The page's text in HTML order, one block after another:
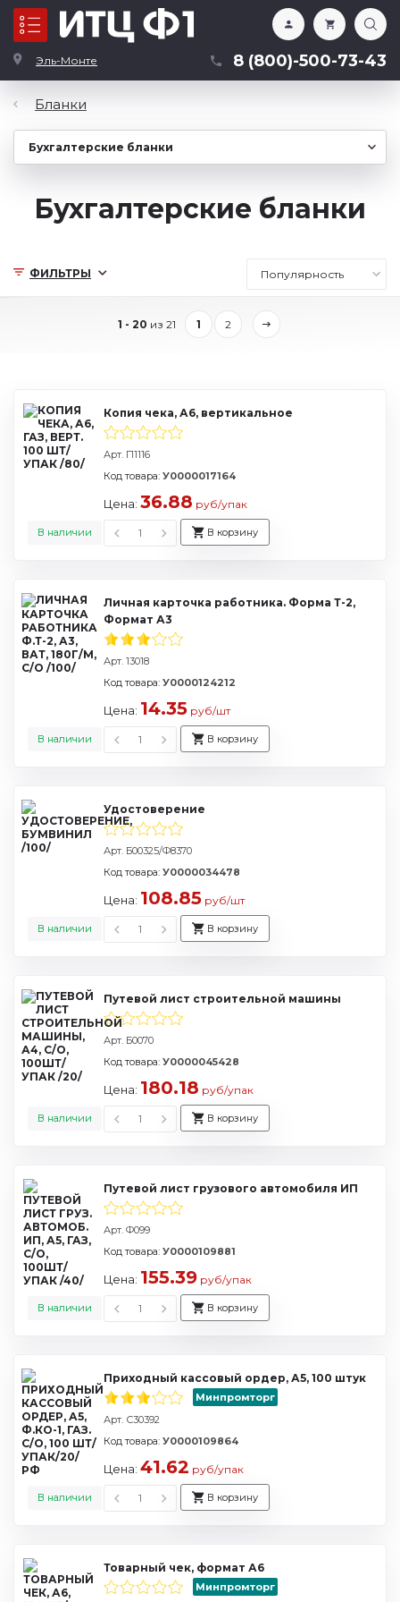
Эль-Монте 8 (800)-500-73-43
Каталог
ФИЛЬТРЫ
Бланки
Бухгалтерские бланки
1 - 20 из 21 1 2
Копия чека, А6, вертикальное
Арт. П1116
В наличии
Код товара: У0000017164
Цена: 36.88 руб/упак
В корзину
Личная карточка работника. Форма Т-2,
Формат А3
Арт. 13018
В наличии
Код товара: У0000124212
Цена: 14.35 руб/шт
В корзину
Удостоверение
Арт. Б00325/Ф8370
В наличии
Код товара: У0000034478
Цена: 108.85 руб/шт
В корзину
Путевой лист строительной машины
Арт. Б0070
В наличии
Код товара: У0000045428
Цена: 180.18 руб/упак
В корзину
Путевой лист грузового автомобиля ИП
Арт. Ф099
В наличии
Код товара: У0000109881
Цена: 155.39 руб/упак
В корзину
Приходный кассовый ордер, А5, 100 штук
Минпромторг
Арт. С30392
В наличии
Код товара: У0000109864
Цена: 41.62 руб/упак
В корзину
Товарный чек, формат А6
Минпромторг